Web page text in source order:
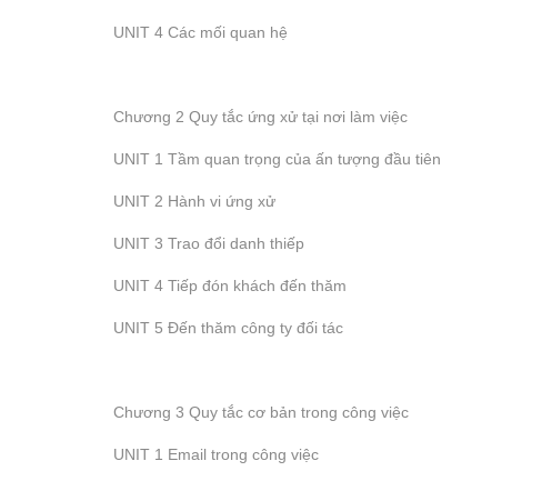
UNIT 4 Các mối quan hệ
Chương 2 Quy tắc ứng xử tại nơi làm việc
UNIT 1 Tầm quan trọng của ấn tượng đầu tiên
UNIT 2 Hành vi ứng xử
UNIT 3 Trao đổi danh thiếp
UNIT 4 Tiếp đón khách đến thăm
UNIT 5 Đến thăm công ty đối tác
Chương 3 Quy tắc cơ bản trong công việc
UNIT 1 Email trong công việc